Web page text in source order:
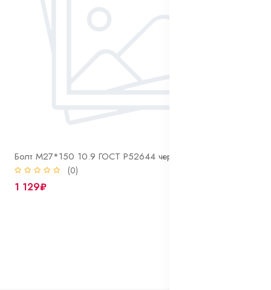
Болт М27*150 10.9 ГОСТ Р52644 черный
(0)
1 129₽